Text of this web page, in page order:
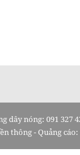
dây nóng: 091 327
thông - Quảng cáo: